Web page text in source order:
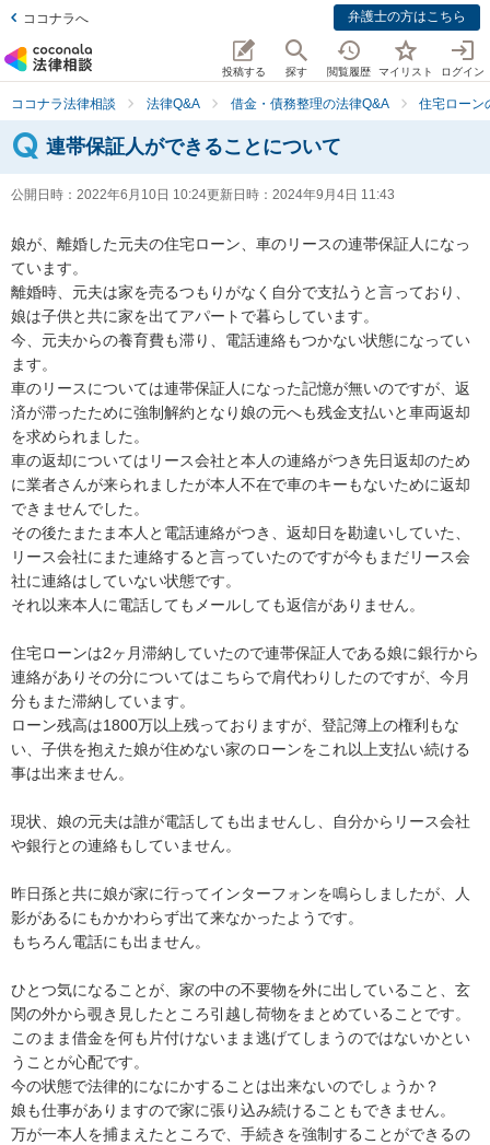
ココナラへ 弁護士の方はこちら
投稿する 探す 閲覧履歴 マイリスト ログイン
ココナラ法律相談 法律Q&A 借金・債務整理の法律Q&A 住宅ローン
連帯保証人ができることについて
公開日時： 2022年6月10日 10:24更新日時： 2024年9月4日 11:43
娘が、離婚した元夫の住宅ローン、車のリースの連帯保証人になっ
ています。
離婚時、元夫は家を売るつもりがなく自分で支払うと言っており、
娘は子供と共に家を出てアパートで暮らしています。
今、元夫からの養育費も滞り、電話連絡もつかない状態になってい
ます。
車のリースについては連帯保証人になった記憶が無いのですが、返
済が滞ったために強制解約となり娘の元へも残金支払いと車両返却
を求められました。
車の返却についてはリース会社と本人の連絡がつき先日返却のため
に業者さんが来られましたが本人不在で車のキーもないために返却
できませんでした。
その後たまたま本人と電話連絡がつき、返却日を勘違いしていた、
リース会社にまた連絡すると言っていたのですが今もまだリース会
社に連絡はしていない状態です。
それ以来本人に電話してもメールしても返信がありません。
住宅ローンは2ヶ月滞納していたので連帯保証人である娘に銀行から
連絡がありその分についてはこちらで肩代わりしたのですが、今月
分もまた滞納しています。
ローン残高は1800万以上残っておりますが、登記簿上の権利もな
い、子供を抱えた娘が住めない家のローンをこれ以上支払い続ける
事は出来ません。
現状、娘の元夫は誰が電話しても出ませんし、自分からリース会社
や銀行との連絡もしていません。
昨日孫と共に娘が家に行ってインターフォンを鳴らしましたが、人
影があるにもかかわらず出て来なかったようです。
もちろん電話にも出ません。
ひとつ気になることが、家の中の不要物を外に出していること、玄
関の外から覗き見したところ引越し荷物をまとめていることです。
このまま借金を何も片付けないまま逃げてしまうのではないかとい
うことが心配です。
今の状態で法律的になにかすることは出来ないのでしょうか？
娘も仕事がありますので家に張り込み続けることもできません。
万が一本人を捕まえたところで、手続きを強制することができるの